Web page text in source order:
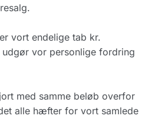
vort endelige tab kr.
udgør vor personlige fordring
med samme beløb overfor
alle hæfter for vort samlede